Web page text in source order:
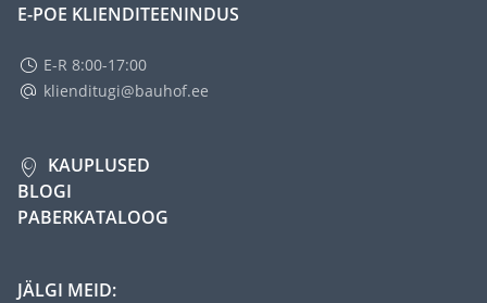
E-POE KLIENDITEENINDUS
E-R 8:00-17:00
klienditugi@bauhof.ee
KAUPLUSED
BLOGI
PABERKATALOOG
JÄLGI MEID: